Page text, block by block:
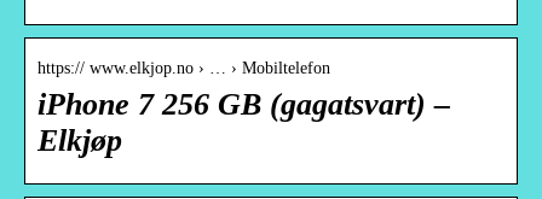
https:// www.elkjop.no › … › Mobiltelefon
iPhone 7 256 GB (gagatsvart) –
Elkjøp